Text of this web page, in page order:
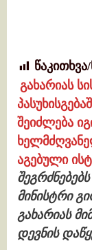
გახარიას
შეიძლება
აგებული
მინისტრი
გახარიას
დევნის